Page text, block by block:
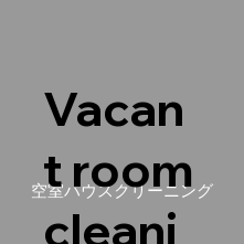
空室ハウスクリーニング
Vacan
t room
cleani